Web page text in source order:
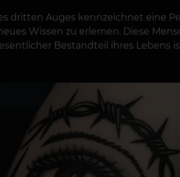
dritten Auges kennzeichnet eine
Wissen zu erlernen. Diese
Bestandteil ihres Lebens